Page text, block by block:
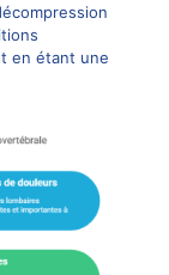
en étant une